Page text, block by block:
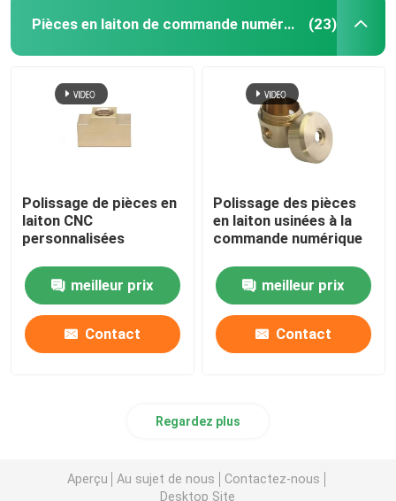
Pièces en laiton de commande numérique par ordinateur (23)
Polissage de pièces en
laiton CNC
personnalisées
meilleur prix
Contact
Polissage des pièces
en laiton usinées à la
commande numérique
meilleur prix
Contact
Regardez plus
Aperçu Au sujet de nous
Contactez-nous
Desktop Site